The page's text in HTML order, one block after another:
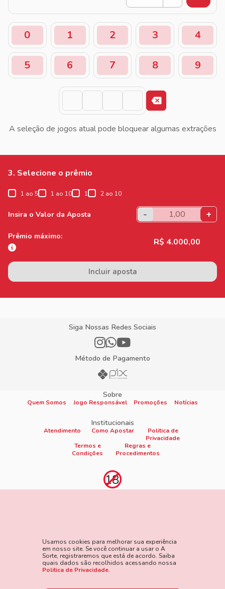
0 1 2 3 4
5 6 7 8 9
A seleção de jogos atual pode bloquear algumas extrações
3. Selecione o prêmio
1 ao 5 1 ao 10 1 2 ao 10
Insira o Valor da Aposta - +
Prêmio máximo:
R$ 4.000,00
Incluir aposta
Usamos cookies para melhorar sua experiência
em nosso site. Se você continuar a usar o A
Sorte, registraremos que está de acordo. Saiba
quais dados são recolhidos acessando nossa
Politica de Privacidade.
Siga Nossas Redes Sociais
Método de Pagamento
Sobre
Quem Somos Jogo Responsável Promoções Notícias
Institucionais
Atendimento Como Apostar
Politica de
Privacidade
Termos e
Condições
Regras e
Procedimentos
perdas financeiras e em excesso podem causar riscos à saúde.
Veja nossa página de Jogo Responsável para mais detalhes e
as ferramentas disponíveis. Jogue com responsabilidade:
www.gamblersanonymous.orgAcesse aqui os Termos e
Condições do site.